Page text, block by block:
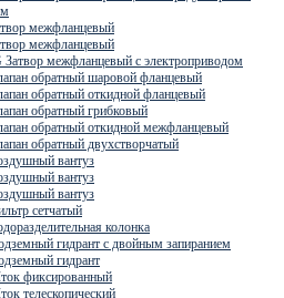
межфланцевый
межфланцевый
межфланцевый с электроприводом
обратный шаровой фланцевый
обратный откидной фланцевый
обратный грибковый
обратный откидной межфланцевый
обратный двухстворчатый
вантуз
вантуз
вантуз
сетчатый
колонка
гидрант с двойным запиранием
гидрант
фиксированный
телескопический